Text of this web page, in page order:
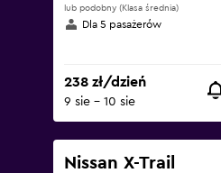
lub podobny (Klasa średnia)
Dla 5 pasażerów
238 zł/dzień
9 sie - 10 sie
Nissan X-Trail